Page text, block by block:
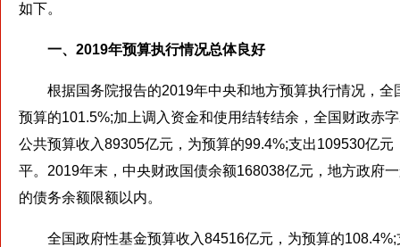
如下。
一、2019年预算执行情况总体良好
根据国务院报告的2019年中央和地方预算执行情况，全
预算的101.5%;加上调入资金和使用结转结余，全国财政赤
公共预算收入89305亿元，为预算的99.4%;支出109530亿
平。2019年末，中央财政国债余额168038亿元，地方政府
的债务余额限额以内。
全国政府性基金预算收入84516亿元，为预算的108.4%;